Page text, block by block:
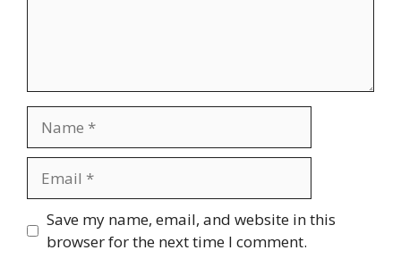
Website
Save my name, email, and website in this
browser for the next time I comment.